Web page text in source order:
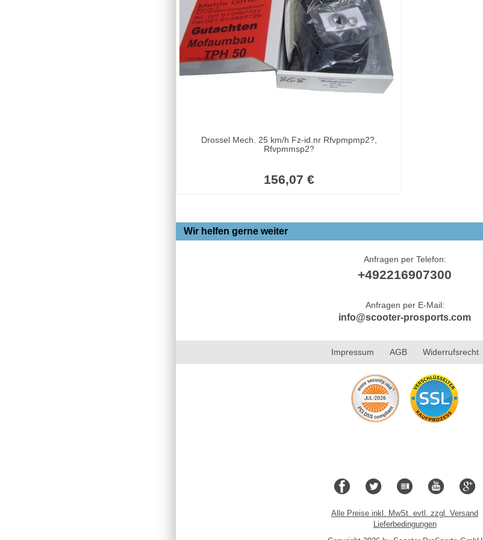
Drossel Mech. 25 km/h Fz-id.nr Rfvpmpmp2?,
Rfvpmmsp2?
156,07 €
Wir helfen gerne weiter
Anfragen per Telefon:
+492216907300
Anfragen per E-Mail:
info@scooter-prosports.com
Impressum AGB Widerrufsrecht
Alle Preise inkl. MwSt. evtl. zzgl. Versand
Lieferbedingungen